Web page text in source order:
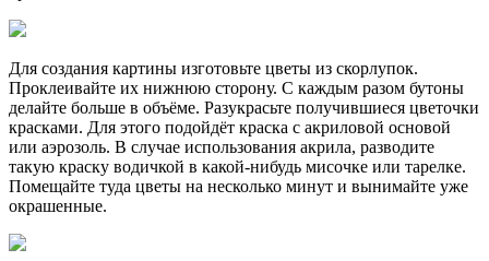
Для создания картины изготовьте цветы из скорлупок.
Проклеивайте их нижнюю сторону. С каждым разом бутоны
делайте больше в объёме. Разукрасьте получившиеся цветочки
красками. Для этого подойдёт краска с акриловой основой
или аэрозоль. В случае использования акрила, разводите
такую краску водичкой в какой-нибудь мисочке или тарелке.
Помещайте туда цветы на несколько минут и вынимайте уже
окрашенные.